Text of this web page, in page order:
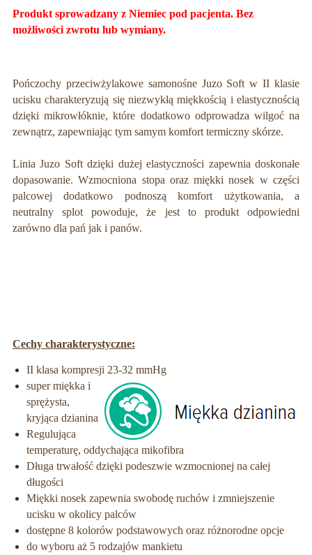
Produkt sprowadzany z Niemiec pod pacjenta. Bez
możliwości zwrotu lub wymiany.
Pończochy przeciwżylakowe samonośne Juzo Soft w II klasie
ucisku charakteryzują się niezwykłą miękkością i elastycznością
dzięki mikrowłóknie, które dodatkowo odprowadza wilgoć na
zewnątrz, zapewniając tym samym komfort termiczny skórze.
Linia Juzo Soft dzięki dużej elastyczności zapewnia doskonałe
dopasowanie. Wzmocniona stopa oraz miękki nosek w części
palcowej dodatkowo podnoszą komfort użytkowania, a
neutralny splot powoduje, że jest to produkt odpowiedni
zarówno dla pań jak i panów.
Cechy charakterystyczne:
II klasa kompresji 23-32 mmHg
super miękka i
sprężysta,
kryjąca dzianina
Regulująca
temperaturę, oddychająca mikofibra
Długa trwałość dzięki podeszwie wzmocnionej na całej
długości
Miękki nosek zapewnia swobodę ruchów i zmniejszenie
ucisku w okolicy palców
dostępne 8 kolorów podstawowych oraz różnorodne opcje
do wyboru aż 5 rodzajów mankietu